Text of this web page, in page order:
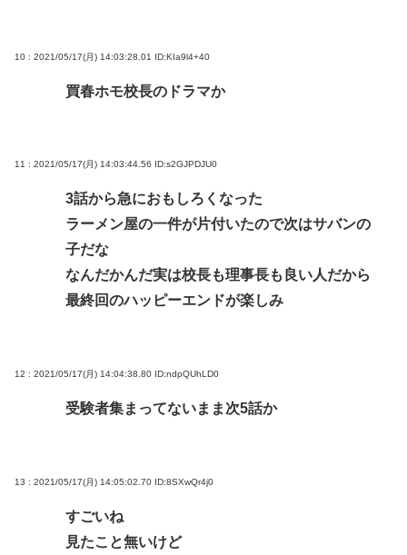
10 : 2021/05/17(月) 14:03:28.01 ID:KIa9l4+40
買春ホモ校長のドラマか
11 : 2021/05/17(月) 14:03:44.56 ID:s2GJPDJU0
3話から急におもしろくなった
ラーメン屋の一件が片付いたので次はサバンの
子だな
なんだかんだ実は校長も理事長も良い人だから
最終回のハッピーエンドが楽しみ
12 : 2021/05/17(月) 14:04:38.80 ID:ndpQUhLD0
受験者集まってないまま次5話か
13 : 2021/05/17(月) 14:05:02.70 ID:8SXwQr4j0
すごいね
見たこと無いけど